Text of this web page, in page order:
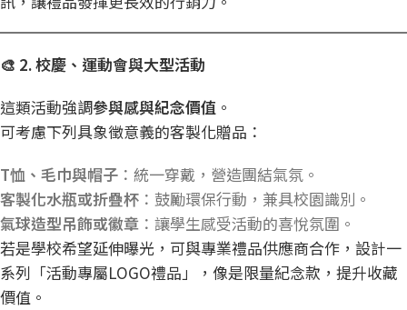
🎨 2.校慶、運動會與大型活動
這類活動強調參與感與紀念價值 。
可考慮下列具象徵意義的客製化贈品：
T恤、毛巾與帽子 ：統一穿戴，營造團結氣氛。
客製化水瓶或折疊杯 ：鼓勵環保行動，兼具校園識別。
氣球造型吊飾或徽章 ：讓學生感受活動的喜悅氛圍。
若是學校希望延伸曝光，可與專業禮品供應商合作，設計一
系列「活動專屬LOGO禮品」，像是限量紀念款，提升收藏
價值。